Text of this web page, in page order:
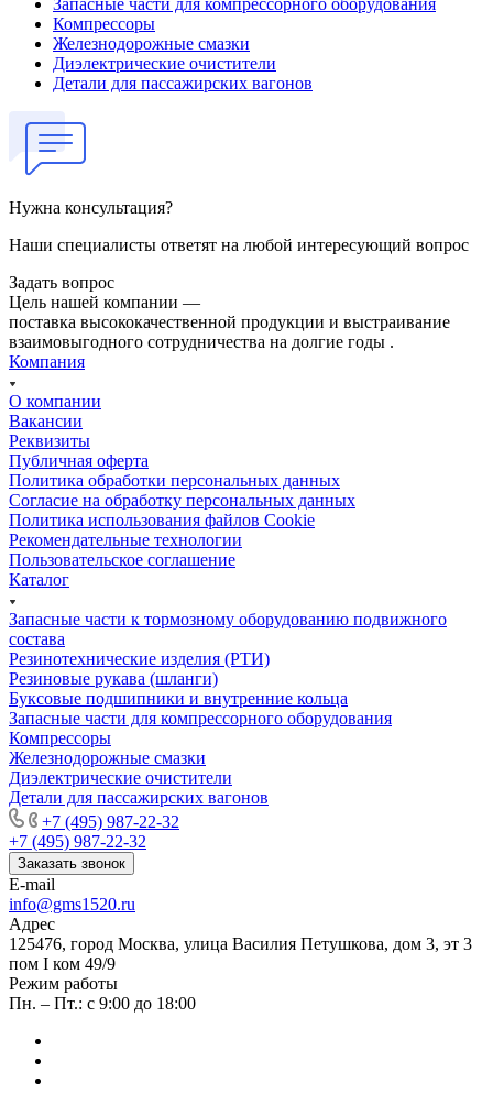
Компрессоры
Железнодорожные смазки
Диэлектрические очистители
Детали для пассажирских вагонов
Нужна консультация?
Наши специалисты ответят на любой интересующий вопрос
Задать вопрос
Цель нашей компании —
поставка высококачественной продукции и выстраивание
взаимовыгодного сотрудничества на долгие годы .
Компания
О компании
Вакансии
Реквизиты
Публичная оферта
Политика обработки персональных данных
Cогласие на обработку персональных данных
Политика использования файлов Cookie
Рекомендательные технологии
Пользовательское соглашение
Каталог
Запасные части к тормозному оборудованию подвижного
состава
Резинотехнические изделия (РТИ)
Резиновые рукава (шланги)
Буксовые подшипники и внутренние кольца
Запасные части для компрессорного оборудования
Компрессоры
Железнодорожные смазки
Диэлектрические очистители
Детали для пассажирских вагонов
+7 (495) 987-22-32
+7 (495) 987-22-32
Заказать звонок
E-mail
info@gms1520.ru
Адрес
125476, город Москва, улица Василия Петушкова, дом 3, эт 3
пом I ком 49/9
Режим работы
Пн. – Пт.: с 9:00 до 18:00